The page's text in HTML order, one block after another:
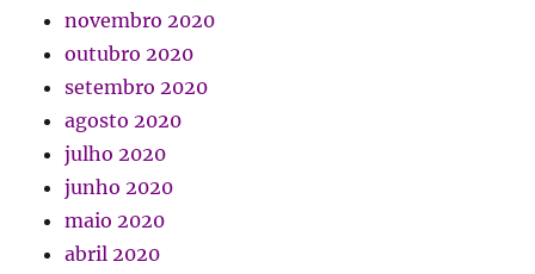
novembro 2020
outubro 2020
setembro 2020
agosto 2020
julho 2020
junho 2020
maio 2020
abril 2020